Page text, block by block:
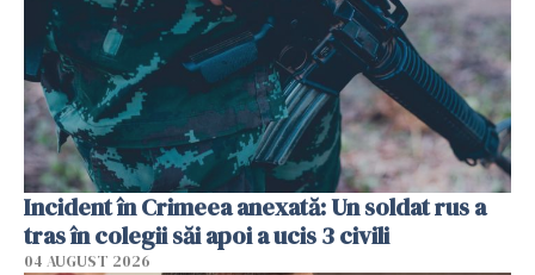
Incident în Crimeea anexată: Un soldat rus a
tras în colegii săi apoi a ucis 3 civili
04 AUGUST 2026